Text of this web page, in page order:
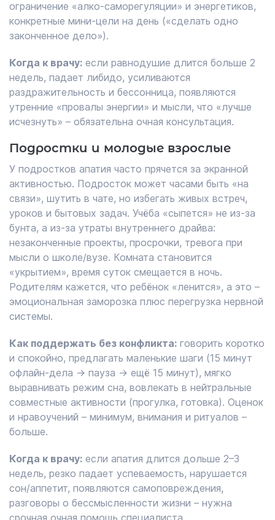
ограничение «алко-саморегуляции» и энергетиков,
конкретные мини-цели на день («сделать одно
законченное дело»).
Когда к врачу: если равнодушие длится больше 2
недель, падает либидо, усиливаются
раздражительность и бессонница, появляются
утренние «провалы энергии» и мысли, что «лучше
исчезнуть» – обязательна очная консультация.
Подростки и молодые взрослые
У подростков апатия часто прячется за экранной
активностью. Подросток может часами быть «на
связи», шутить в чате, но избегать живых встреч,
уроков и бытовых задач. Учёба «сыпется» не из-за
бунта, а из-за утраты внутреннего драйва:
незаконченные проекты, просрочки, тревога при
мысли о школе/вузе. Комната становится
«укрытием», время суток смещается в ночь.
Родителям кажется, что ребёнок «ленится», а это –
эмоциональная заморозка плюс перегрузка нервной
системы.
Как поддержать без конфликта: говорить коротко
и спокойно, предлагать маленькие шаги (15 минут
офлайн-дела → пауза → ещё 15 минут), мягко
выравнивать режим сна, вовлекать в нейтральные
совместные активности (прогулка, готовка). Оценок
и нравоучений – минимум, внимания и ритуалов –
больше.
Когда к врачу: если апатия длится дольше 2–3
недель, резко падает успеваемость, нарушается
сон/аппетит, появляются самоповреждения,
разговоры о бессмысленности жизни – нужна
срочная очная помощь специалиста.